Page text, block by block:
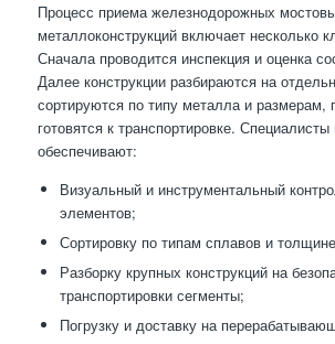
Процесс приема железнодорожных
металлоконструкций включает несколько
Сначала проводится инспекция и оценка
Далее конструкции разбираются на
сортируются по типу металла и размерам,
готовятся к транспортировке.
обеспечивают:
Визуальный и инструментальный
элементов;
Сортировку по типам сплавов и
Разборку крупных конструкций на
транспортировки сегменты;
Погрузку и доставку на